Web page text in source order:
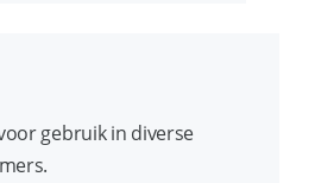
gebruik in diverse